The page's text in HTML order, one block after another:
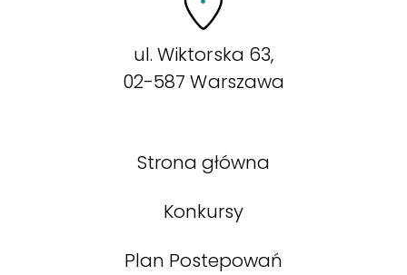
ul. Wiktorska 63,
02-587 Warszawa
Strona główna
Konkursy
Plan Postepowań